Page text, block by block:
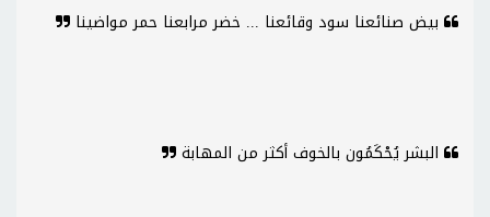
بيض صنائعنا سود وقائعنا ... خضر مرابعنا حمر مواضينا
البشر يُحْكَمُون بالخوف أكثر من المهابة